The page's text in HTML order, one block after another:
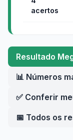
acertos
Resultado
📊 Números
✅ Conferir
📅 Todos os